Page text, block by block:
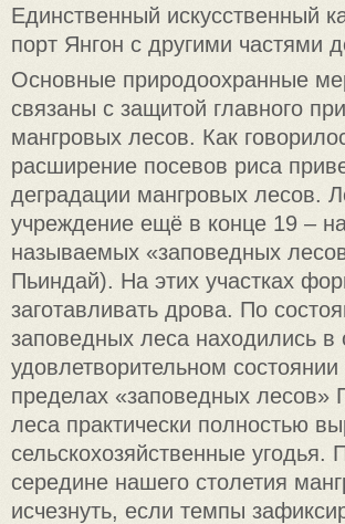
Единственный искусственный
порт Янгон с другими частями
Основные природоохранные
связаны с защитой главного
мангровых лесов. Как
расширение посевов риса
деградации мангровых лесов.
учреждение ещё в конце 19 –
называемых «заповедных
Пьиндай). На этих участках
заготавливать дрова. По
заповедных леса находились в
удовлетворительном
пределах «заповедных лесов»
леса практически полностью
сельскохозяйственные угодья.
середине нашего столетия
исчезнуть, если темпы